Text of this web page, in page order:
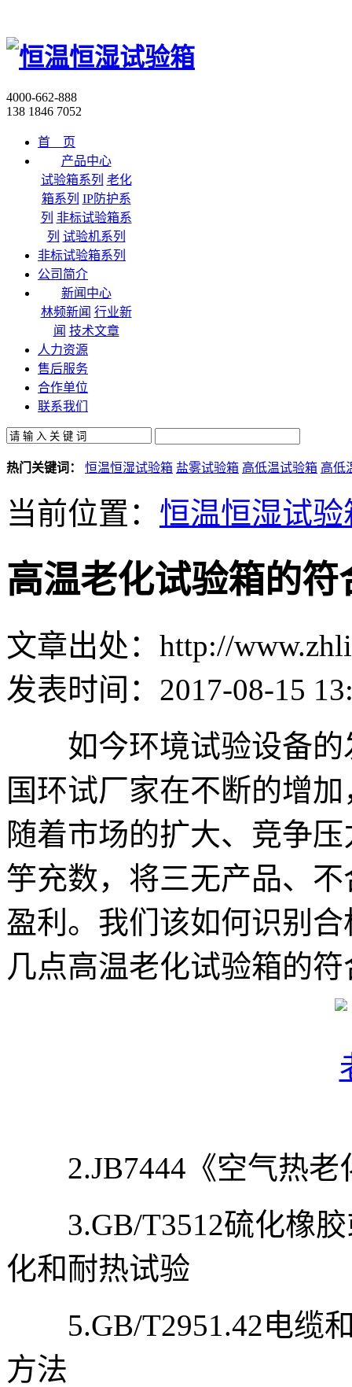
4000-662-888
138 1846 7052
首 页
产品中心
试验箱系列 老化
箱系列 IP防护系
列 非标试验箱系
列 试验机系列
非标试验箱系列
公司简介
新闻中心
林频新闻 行业新
闻 技术文章
人力资源
售后服务
合作单位
联系我们
热门关键词： 恒温恒湿试验箱 盐雾试验箱 高低温试验箱 高低
当前位置： 恒温恒湿试验
高温老化试验箱的符
文章出处：http://
发表时间：2017-08-15
如今环境试验设备的
国环试厂家在不断的增
随着市场的扩大、竞争
竽充数，将三无产品、
盈利。我们该如何识别
几点高温老化试验箱的
2.JB7444《空气热老
3.GB/T3512硫化橡胶
化和耐热试验
5.GB/T2951.42电缆和
方法